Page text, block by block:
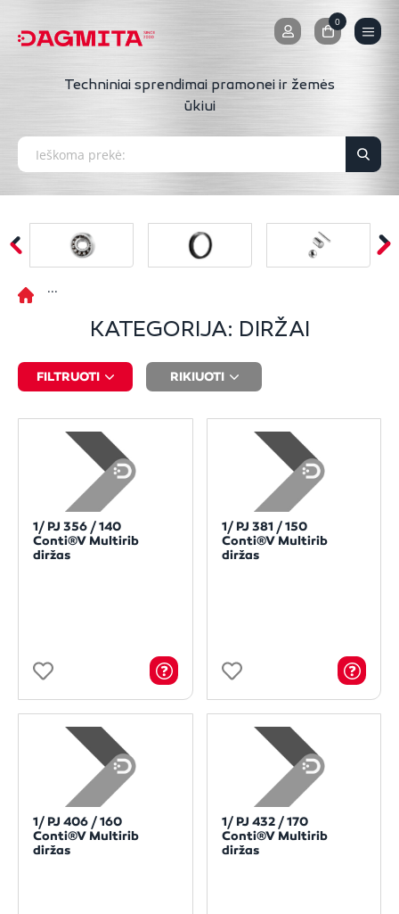
0
0
Techniniai sprendimai pramonei ir žemės
ūkiui
KATEGORIJA: DIRŽAI
FILTRUOTI RIKIUOTI
1/ PJ 356 / 140
Conti®V Multirib
diržas
1/ PJ 381 / 150
Conti®V Multirib
diržas
1/ PJ 406 / 160
Conti®V Multirib
diržas
1/ PJ 432 / 170
Conti®V Multirib
diržas